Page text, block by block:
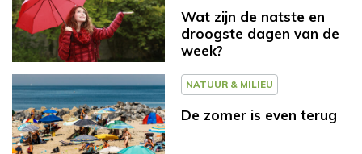
Wat zijn de natste en
droogste dagen van de
week?
NATUUR & MILIEU
De zomer is even terug